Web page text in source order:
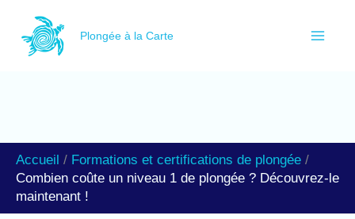
contenu
Plongée à la Carte
Accueil
Formations et certifications de plongée
Combien coûte un niveau 1 de plongée ? Découvrez-le
maintenant !
e
r
c
h